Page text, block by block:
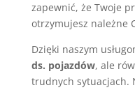
zapewnić, że Twoje
otrzymujesz należne
Dzięki naszym
ds. pojazdów, ale
trudnych sytuacjach.